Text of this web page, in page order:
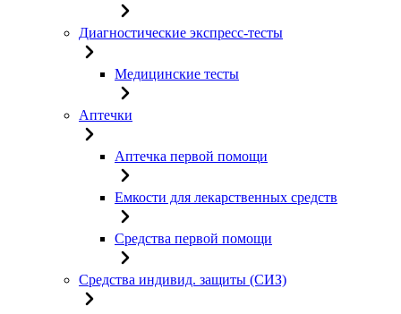
Диагностические экспресс-тесты
Медицинские тесты
Аптечки
Аптечка первой помощи
Емкости для лекарственных средств
Средства первой помощи
Средства индивид. защиты (СИЗ)